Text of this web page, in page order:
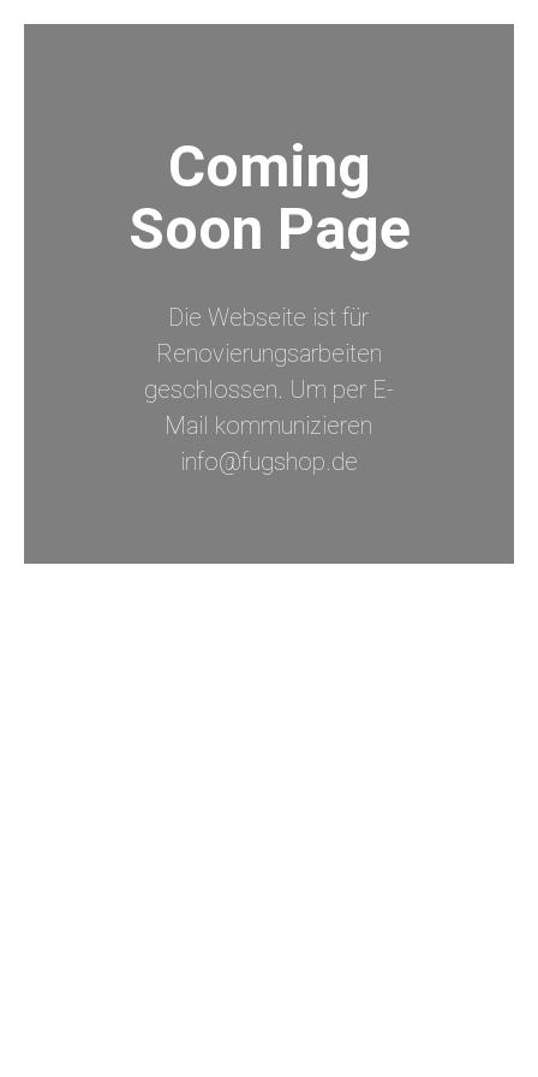
Coming
Soon Page
Die Webseite ist für
Renovierungsarbeiten
geschlossen. Um per E-
Mail kommunizieren
info@fugshop.de